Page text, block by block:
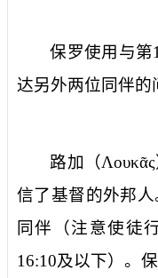
保罗使用与第
达另外两位同伴的
路加（Λουκᾶς
信了基督的外邦
同伴（注意使徒
16:10及以下）。